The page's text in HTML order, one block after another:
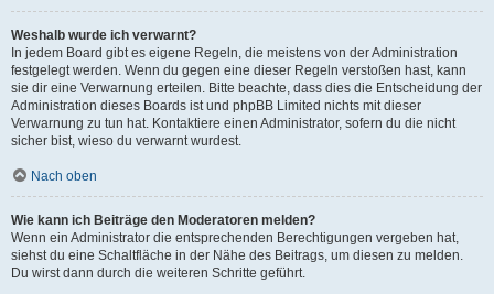
Weshalb wurde ich verwarnt?
In jedem Board gibt es eigene Regeln, die meistens von der Administration
festgelegt werden. Wenn du gegen eine dieser Regeln verstoßen hast, kann
sie dir eine Verwarnung erteilen. Bitte beachte, dass dies die Entscheidung der
Administration dieses Boards ist und phpBB Limited nichts mit dieser
Verwarnung zu tun hat. Kontaktiere einen Administrator, sofern du die nicht
sicher bist, wieso du verwarnt wurdest.
Nach oben
Wie kann ich Beiträge den Moderatoren melden?
Wenn ein Administrator die entsprechenden Berechtigungen vergeben hat,
siehst du eine Schaltfläche in der Nähe des Beitrags, um diesen zu melden.
Du wirst dann durch die weiteren Schritte geführt.